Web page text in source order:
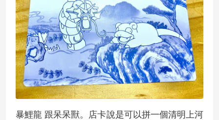
暴鯉龍 跟呆呆獸。店卡說是可以拼一個清明上河